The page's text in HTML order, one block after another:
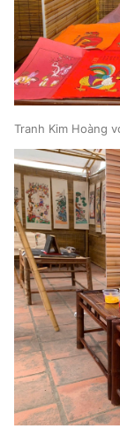
Tranh Kim Hoàng